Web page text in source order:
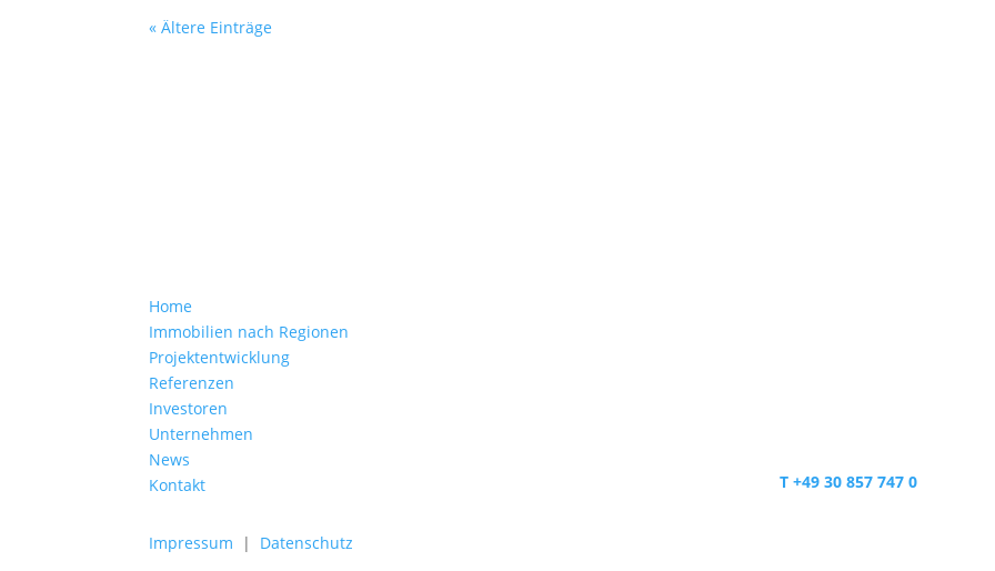
« Ältere Einträge
Home
Immobilien nach Regionen
Projektentwicklung
Referenzen
Investoren
Unternehmen
News
Kontakt
Impressum | Datenschutz
T +49 30 857 747 0